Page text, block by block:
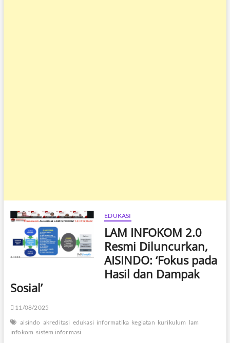
EDUKASI
LAM INFOKOM 2.0
Resmi Diluncurkan,
AISINDO: ‘Fokus pada
Hasil dan Dampak
Sosial’
11/08/2025
aisindo akreditasi edukasi informatika kegiatan kurikulum lam
infokom sistem informasi